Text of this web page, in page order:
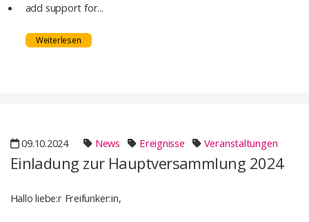
add support for...
Weiterlesen
09.10.2024 News Ereignisse Veranstaltungen
Einladung zur Hauptversammlung 2024
Hallo liebe:r Freifunker:in,